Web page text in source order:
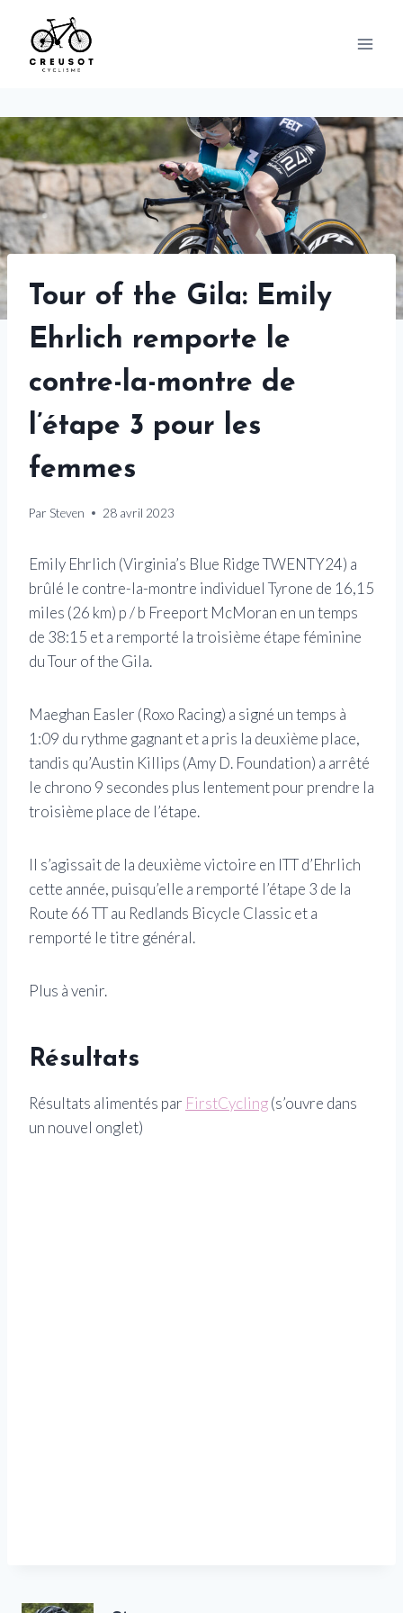
content
Tour of the Gila: Emily
Ehrlich remporte le
contre-la-montre de
l’étape 3 pour les
femmes
Par Steven 28 avril 2023
Emily Ehrlich (Virginia’s Blue Ridge TWENTY24) a
brûlé le contre-la-montre individuel Tyrone de 16,15
miles (26 km) p / b Freeport McMoran en un temps
de 38:15 et a remporté la troisième étape féminine
du Tour of the Gila.
Maeghan Easler (Roxo Racing) a signé un temps à
1:09 du rythme gagnant et a pris la deuxième place,
tandis qu’Austin Killips (Amy D. Foundation) a arrêté
le chrono 9 secondes plus lentement pour prendre la
troisième place de l’étape.
Il s’agissait de la deuxième victoire en ITT d’Ehrlich
cette année, puisqu’elle a remporté l’étape 3 de la
Route 66 TT au Redlands Bicycle Classic et a
remporté le titre général.
Plus à venir.
Résultats
Résultats alimentés par FirstCycling(s’ouvre dans
un nouvel onglet)